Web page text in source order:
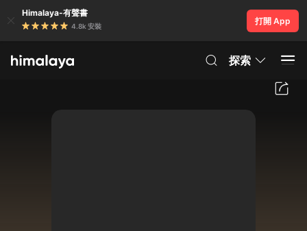
Himalaya-有聲書
4.8k 安裝
打開 App
探索